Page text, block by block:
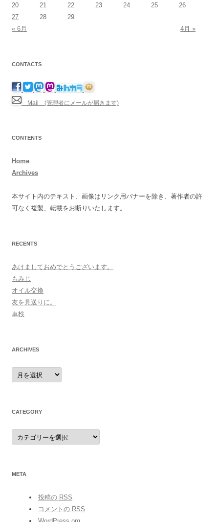
20
21 22 23 24 25
26
27
28
29
« 6月
4月 »
CONTACTS
Mail (管理者にメールが届きます)
CONTENTS
Home
Archives
本サイト内のテキスト、画像はリンク用バナーを除き、著作者の許
可なく複製、転載をお断りいたします。
RECENTS
あけましておめでとうございます。
もみじ
オイル交換
友を見送りに。
車検
ARCHIVES
archives
CATEGORY
category
META
投稿の RSS
コメントの RSS